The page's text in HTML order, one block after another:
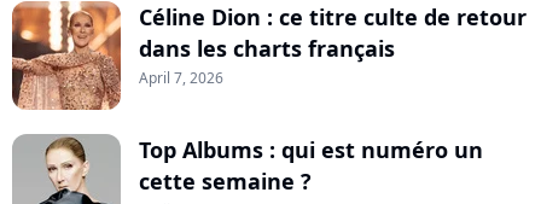
Céline Dion : ce titre culte de retour
dans les charts français
April 7, 2026
Top Albums : qui est numéro un
cette semaine ?